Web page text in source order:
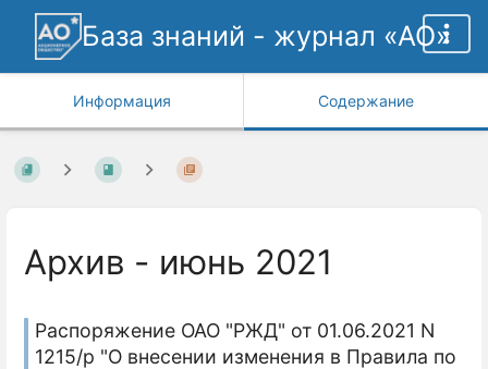
База знаний - журнал «АО»
Информация Содержание
Архив - июнь 2021
Распоряжение ОАО "РЖД" от 01.06.2021 N
1215/р "О внесении изменения в Правила по